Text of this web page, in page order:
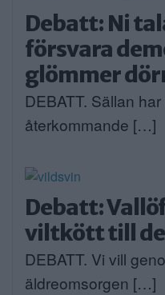
Debatt: Ni
försvara
glömmer
DEBATT. Sällan
återkommande […]
Debatt:
viltkött till
DEBATT. Vi vill
äldreomsorgen […]